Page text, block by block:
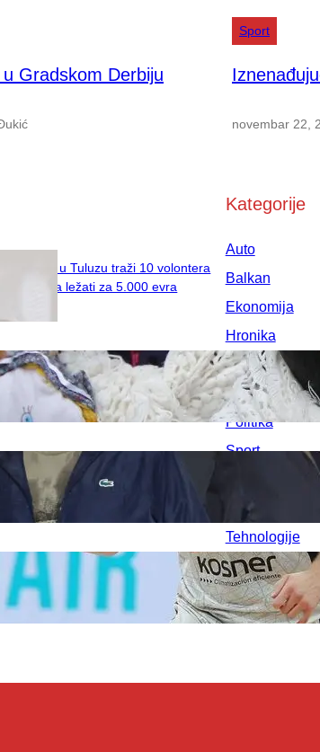
Gradskom Derbiju
Sport
novembar 22,
institut u Tuluzu traži 10 volontera
će 10 dana ležati za 5.000 evra
za Zdrav Božićni Post 2025
28, 2025
legende Željka Obradovića
27, 2025
Jaramaz u Cedevita Olimpiji, dok
doživljava promene
27, 2025
Kategorije
Auto
Balkan
Ekonomija
Hronika
Kultura
Medicina
Politika
Sport
Svet
Tehnologije